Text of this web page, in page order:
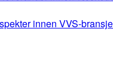
innen VVS-